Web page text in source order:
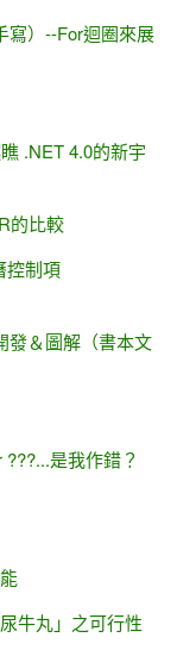
#1
具 (.NET Core 6
變？如何購買
門
堂課(採用